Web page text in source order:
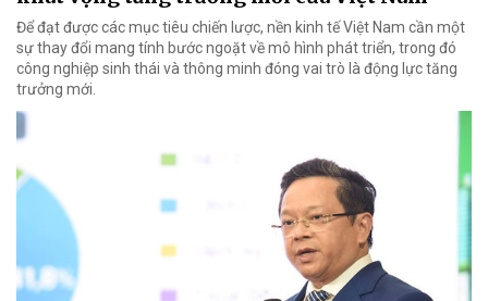
Để đạt được các mục tiêu chiến lược, nền kinh tế Việt Nam cần một
sự thay đổi mang tính bước ngoặt về mô hình phát triển, trong đó
công nghiệp sinh thái và thông minh đóng vai trò là động lực tăng
trưởng mới.